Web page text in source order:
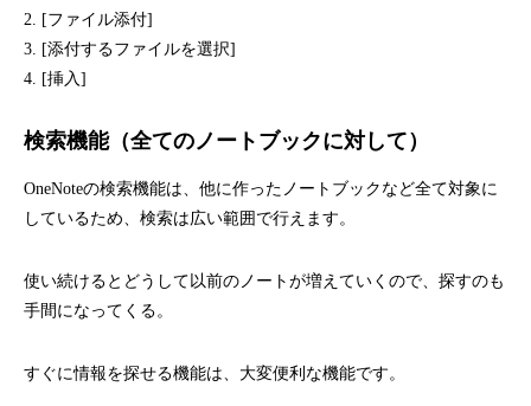
2. [ファイル添付]
3. [添付するファイルを選択]
4. [挿入]
検索機能（全てのノートブックに対して）
OneNoteの検索機能は、他に作ったノートブックなど全て対象に
しているため、検索は広い範囲で行えます。
使い続けるとどうして以前のノートが増えていくので、探すのも
手間になってくる。
すぐに情報を探せる機能は、大変便利な機能です。